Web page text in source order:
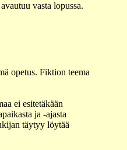
vasta lopussa.
opetus. Fiktion teema
ei esitetäkään
ja -ajasta
täytyy löytää